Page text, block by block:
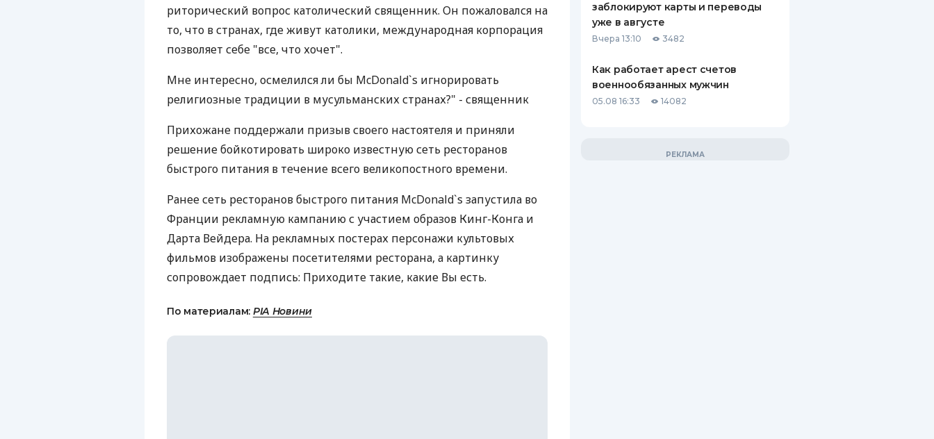
риторический вопрос католический священник. Он пожаловался на
то, что в странах, где живут католики, международная корпорация
позволяет себе "все, что хочет".
Мне интересно, осмелился ли бы McDonald`s игнорировать
религиозные традиции в мусульманских странах?" - священник
Прихожане поддержали призыв своего настоятеля и приняли
решение бойкотировать широко известную сеть ресторанов
быстрого питания в течение всего великопостного времени.
Ранее сеть ресторанов быстрого питания McDonald`s запустила во
Франции рекламную кампанию с участием образов Кинг-Конга и
Дарта Вейдера. На рекламных постерах персонажи культовых
фильмов изображены посетителями ресторана, а картинку
сопровождает подпись: Приходите такие, какие Вы есть.
По материалам: РІА Новини
заблокируют карты и переводы
уже в августе
Вчера 13:10 3482
Как работает арест счетов
военнообязанных мужчин
05.08 16:33 14082